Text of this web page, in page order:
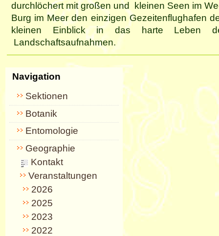
durchlöchert mit großen und kleinen Seen im
Burg im Meer den einzigen Gezeitenflughafen
kleinen Einblick in das harte Leben
Landschaftsaufnahmen.
Navigation
Sektionen
Botanik
Entomologie
Geographie
Kontakt
Veranstaltungen
2026
2025
2023
2022